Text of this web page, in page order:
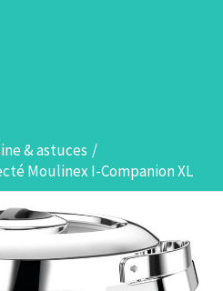
& astuces
Moulinex I-Companion XL